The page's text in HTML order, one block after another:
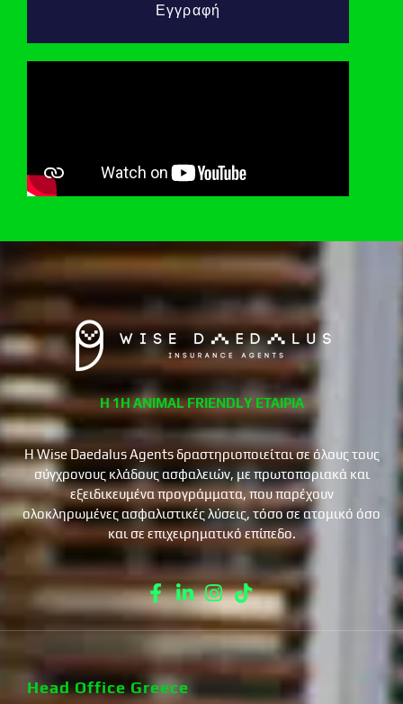
Εγγραφή
Η 1Η ANIMAL FRIENDLY ΕΤΑΙΡΙΑ
Η Wise Daedalus Agents δραστηριοποιείται σε όλους τους
σύγχρονους κλάδους ασφαλειών, με πρωτοποριακά και
εξειδικευμένα προγράμματα, που παρέχουν
ολοκληρωμένες ασφαλιστικές λύσεις, τόσο σε ατομικό όσο
και σε επιχειρηματικό επίπεδο.
Head Office Greece